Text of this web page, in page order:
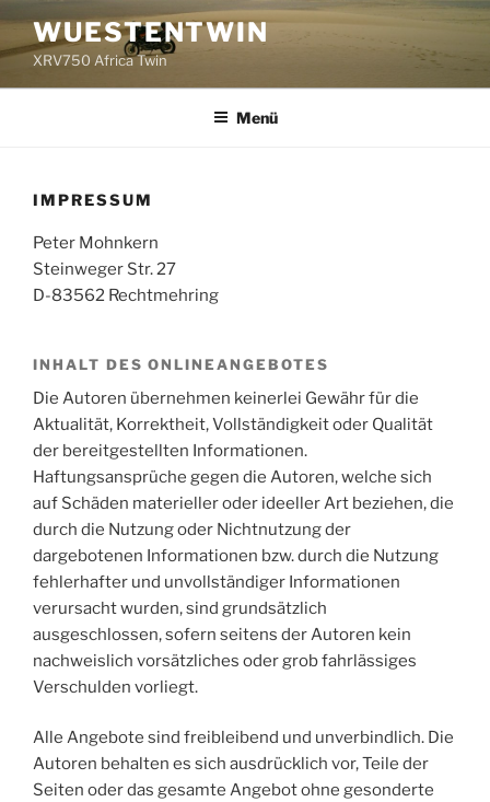
Inhalt
springen
WUESTENTWIN
XRV750 Africa Twin
Menü
IMPRESSUM
Peter Mohnkern
Steinweger Str. 27
D-83562 Rechtmehring
INHALT DES ONLINEANGEBOTES
Die Autoren übernehmen keinerlei Gewähr für die
Aktualität, Korrektheit, Vollständigkeit oder Qualität
der bereitgestellten Informationen.
Haftungsansprüche gegen die Autoren, welche sich
auf Schäden materieller oder ideeller Art beziehen, die
durch die Nutzung oder Nichtnutzung der
dargebotenen Informationen bzw. durch die Nutzung
fehlerhafter und unvollständiger Informationen
verursacht wurden, sind grundsätzlich
ausgeschlossen, sofern seitens der Autoren kein
nachweislich vorsätzliches oder grob fahrlässiges
Verschulden vorliegt.
Alle Angebote sind freibleibend und unverbindlich. Die
Autoren behalten es sich ausdrücklich vor, Teile der
Seiten oder das gesamte Angebot ohne gesonderte